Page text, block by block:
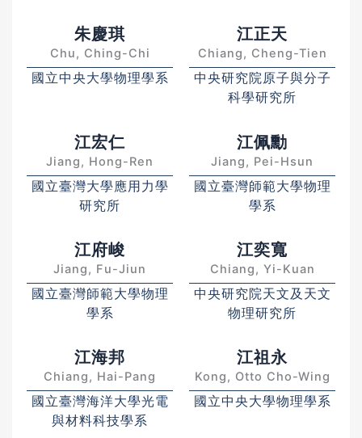
朱慶琪
Chu, Ching-Chi
國立中央大學物理學系
江正天
Chiang, Cheng-Tien
中央研究院原子與分子
科學研究所
江宏仁
Jiang, Hong-Ren
國立臺灣大學應用力學
研究所
江佩勳
Jiang, Pei-Hsun
國立臺灣師範大學物理
學系
江府峻
Jiang, Fu-Jiun
國立臺灣師範大學物理
學系
江奕寬
Chiang, Yi-Kuan
中央研究院天文及天文
物理研究所
江海邦
Chiang, Hai-Pang
國立臺灣海洋大學光電
與材料科技學系
江祖永
Kong, Otto Cho-Wing
國立中央大學物理學系